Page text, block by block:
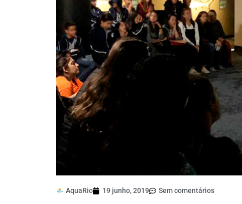
AquaRio 19 junho, 2019 Sem comentários